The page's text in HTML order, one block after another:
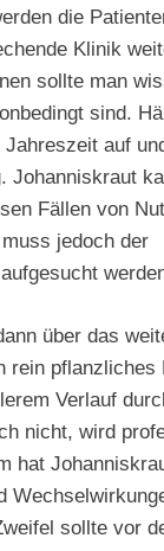
die
Klinik
sollte man
sind.
auf
Johanniskraut
Fällen von
jedoch der
über das
rein pflanzliches
Verlauf
nicht, wird
hat
sollte vor